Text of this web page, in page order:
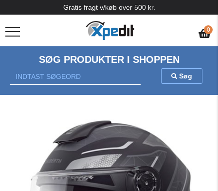
0
Gratis fragt v/køb over 500 kr.
SØG PRODUKTER I SHOPPEN
Søg